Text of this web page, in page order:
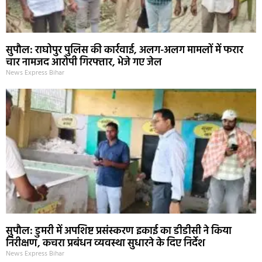
सुपौल: राघोपुर पुलिस की कार्रवाई, अलग-अलग मामलों में फरार
चार नामजद आरोपी गिरफ्तार, भेजे गए जेल
News Express Bihar
सुपौल: डुमरी में अपशिष्ट प्रसंस्करण इकाई का डीडीसी ने किया
निरीक्षण, कचरा प्रबंधन व्यवस्था सुधारने के दिए निर्देश
News Express Bihar